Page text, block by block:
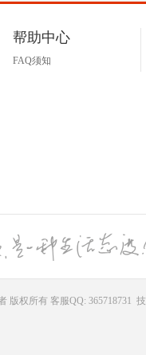
帮助中心
FAQ须知
版权所有 客服QQ: 365718731